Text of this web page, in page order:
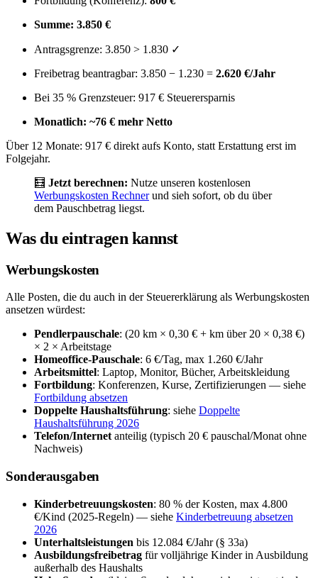
Summe: 3.850 €
Antragsgrenze: 3.850 > 1.830 ✓
Freibetrag beantragbar: 3.850 − 1.230 = 2.620 €/Jahr
Bei 35 % Grenzsteuer: 917 € Steuerersparnis
Monatlich: ~76 € mehr Netto
Über 12 Monate: 917 € direkt aufs Konto, statt Erstattung erst im
Folgejahr.
🧮 Jetzt berechnen: Nutze unseren kostenlosen
Werbungskosten Rechnerund sieh sofort, ob du über
dem Pauschbetrag liegst.
Was du eintragen kannst
Werbungskosten
Alle Posten, die du auch in der Steuererklärung als Werbungskosten
ansetzen würdest:
Pendlerpauschale: (20 km × 0,30 € + km über 20 × 0,38 €)
× 2 × Arbeitstage
Homeoffice-Pauschale: 6 €/Tag, max 1.260 €/Jahr
Arbeitsmittel: Laptop, Monitor, Bücher, Arbeitskleidung
Fortbildung: Konferenzen, Kurse, Zertifizierungen — siehe
Fortbildung absetzen
Doppelte Haushaltsführung: siehe Doppelte
Haushaltsführung 2026
Telefon/Internetanteilig (typisch 20 € pauschal/Monat ohne
Nachweis)
Sonderausgaben
Kinderbetreuungskosten: 80 % der Kosten, max 4.800
€/Kind (2025-Regeln) — siehe Kinderbetreuung absetzen
2026
Unterhaltsleistungen bis 12.084 €/Jahr (§ 33a)
Ausbildungsfreibetrag für volljährige Kinder in Ausbildung
außerhalb des Haushalts